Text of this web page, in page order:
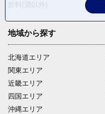
地域から探す
北海道エリア
関東エリア
近畿エリア
四国エリア
沖縄エリア